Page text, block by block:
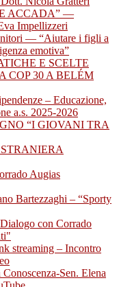
ACCADA” —
Impellizzeri
— “Aiutare i figli a
emotiva”
E SCELTE
COP 30 A BELÉM
– Educazione,
a.s. 2025-2026
“I GIOVANI TRA
Augias
Bartezzaghi – “Sporty
con Corrado
streaming – Incontro
Sen. Elena